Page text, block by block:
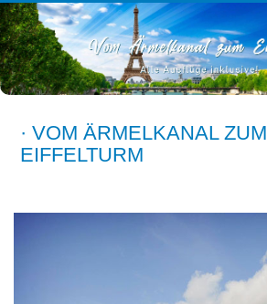
· VOM ÄRMELKANAL ZUM
EIFFELTURM